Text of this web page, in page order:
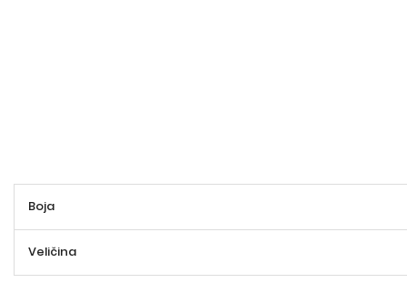
informacija
Boja
Veličina